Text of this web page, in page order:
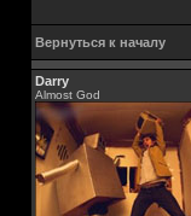
Вернуться к началу
Darry
Almost God